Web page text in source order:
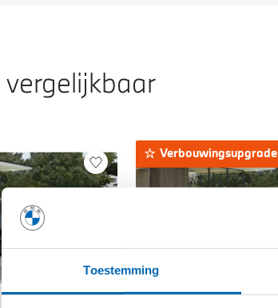
Toestemming
Verbouwingsupgrade